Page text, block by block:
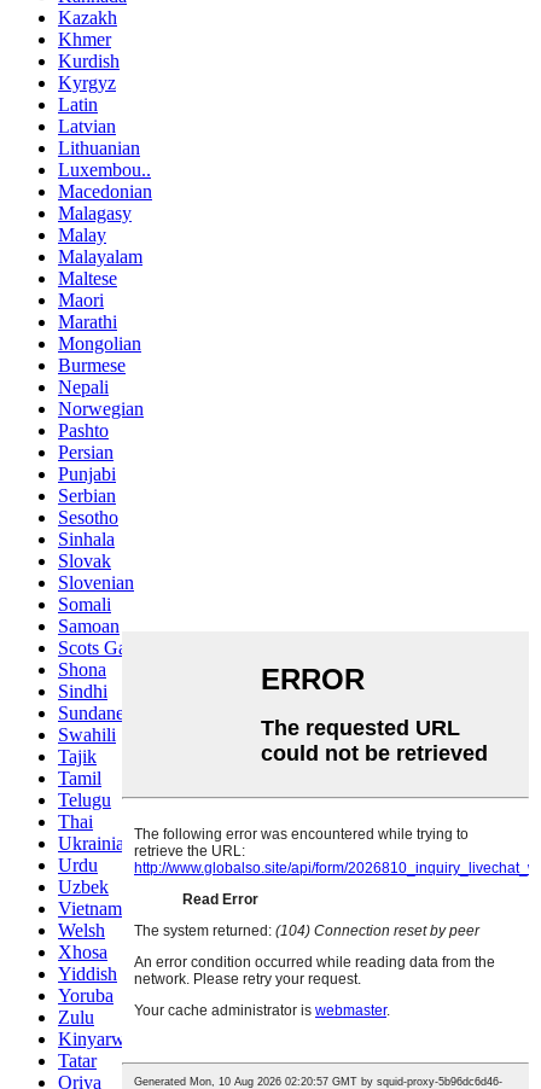
Kazakh
Khmer
Kurdish
Kyrgyz
Latin
Latvian
Lithuanian
Luxembou..
Macedonian
Malagasy
Malay
Malayalam
Maltese
Maori
Marathi
Mongolian
Burmese
Nepali
Norwegian
Pashto
Persian
Punjabi
Serbian
Sesotho
Sinhala
Slovak
Slovenian
Somali
Samoan
Scots Gaelic
Shona
Sindhi
Sundanese
Swahili
Tajik
Tamil
Telugu
Thai
Ukrainian
Urdu
Uzbek
Vietnamese
Welsh
Xhosa
Yiddish
Yoruba
Zulu
Kinyarwanda
Tatar
Oriya